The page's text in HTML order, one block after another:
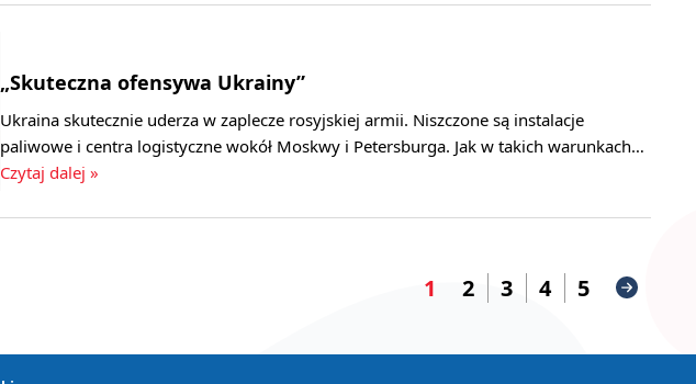
„Skuteczna ofensywa Ukrainy”
Ukraina skutecznie uderza w zaplecze rosyjskiej armii. Niszczone są instalacje
paliwowe i centra logistyczne wokół Moskwy i Petersburga. Jak w takich warunkach…
Czytaj dalej »
1 2 3 4 5